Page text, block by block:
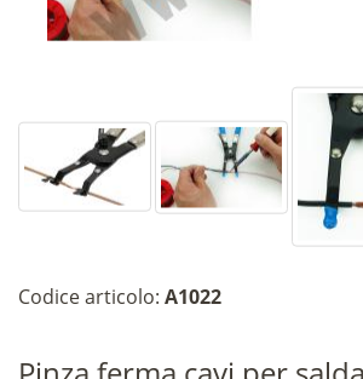
Codice articolo: A1022